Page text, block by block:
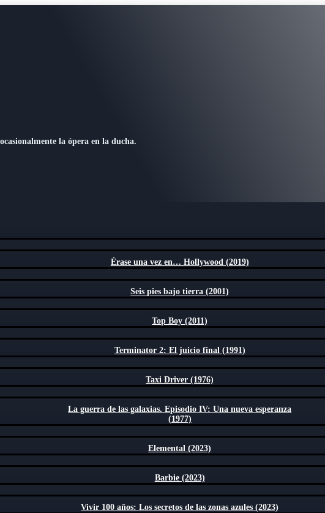
la ópera en la ducha.
Érase una vez en… Hollywood (2019)
Seis pies bajo tierra (2001)
Top Boy (2011)
Terminator 2: El juicio final (1991)
Taxi Driver (1976)
La guerra de las galaxias. Episodio IV: Una nueva esperanza
(1977)
Elemental (2023)
Barbie (2023)
Vivir 100 años: Los secretos de las zonas azules (2023)